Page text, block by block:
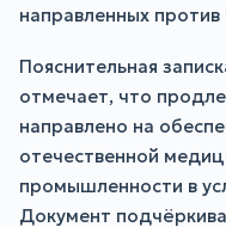
направленных
Пояснительная
отмечает, что
направлено на
отечественной
промышленности в
Документ